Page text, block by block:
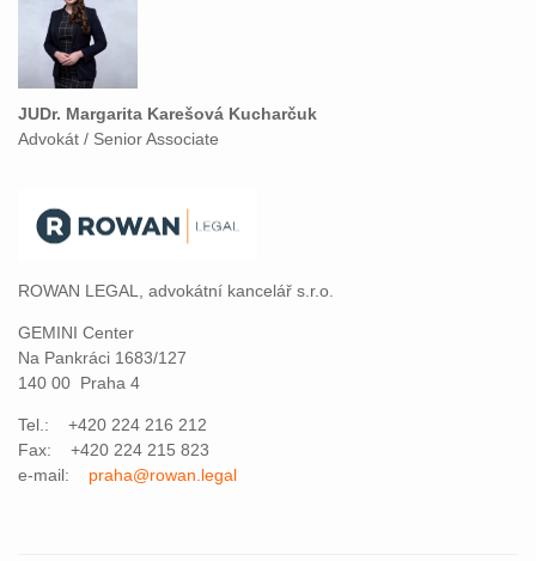
JUDr. Margarita Karešová Kucharčuk
Advokát / Senior Associate
ROWAN LEGAL, advokátní kancelář s.r.o.
GEMINI Center
Na Pankráci 1683/127
140 00 Praha 4
Tel.: +420 224 216 212
Fax: +420 224 215 823
e-mail: praha@rowan.legal